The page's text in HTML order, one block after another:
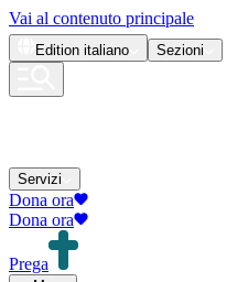
Vai al contenuto principale
Edition italiano Sezioni
Servizi
Dona ora
Dona ora
Prega